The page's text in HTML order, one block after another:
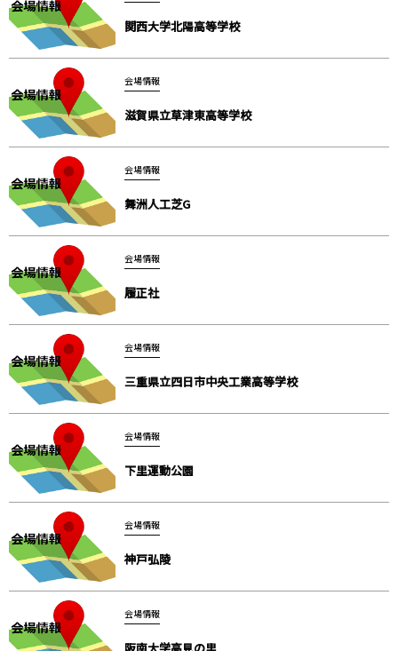
関西大学北陽高等学校
会場情報
滋賀県立草津東高等学校
会場情報
舞洲人工芝G
会場情報
履正社
会場情報
三重県立四日市中央工業高等学校
会場情報
下里運動公園
会場情報
神戸弘陵
会場情報